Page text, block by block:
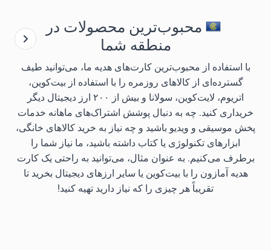
محبوب‌ترین محصولات در
منطقه شما
با استفاده از محبوب‌ترین کارت‌های هدیه ما، می‌توانید طیف
گسترده‌ای از کالاهای روزمره را با استفاده از بیت‌کوین،
اتریوم، لایت‌کوین، سولانا و بیش از ۲۰۰ ارز دیجیتال دیگر
خریداری کنید. چه به دنبال پوشش اشتراک‌های ماهانه خدمات
پخش موسیقی و ویدیو باشید و چه نیاز به خرید کالاهای خانگی،
ابزارهای تکنولوژی یا کتاب داشته باشید، ما نیاز شما را
برطرف می‌کنیم. به عنوان مثال، می‌توانید به راحتی یک کارت
هدیه آمازون را با بیت‌کوین یا سایر ارزهای دیجیتال بخرید تا
تقریباً هر چیزی را که نیاز دارید تهیه کنید!